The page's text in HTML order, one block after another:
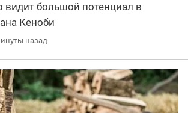
видит большой потенциал в
Кеноби
назад